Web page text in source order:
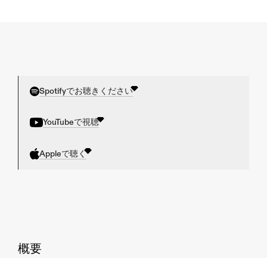
Spotifyでお聴きください
YouTubeで視聴
Appleで聴く
概要